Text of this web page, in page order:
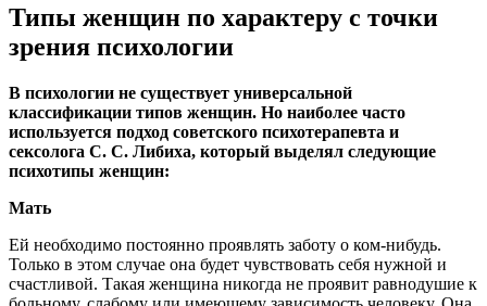
Типы женщин по характеру с точки
зрения психологии
В психологии не существует универсальной
классификации типов женщин. Но наиболее часто
используется подход советского психотерапевта и
сексолога С. С. Либиха, который выделял следующие
психотипы женщин:
Мать
Ей необходимо постоянно проявлять заботу о ком-нибудь.
Только в этом случае она будет чувствовать себя нужной и
счастливой. Такая женщина никогда не проявит равнодушие к